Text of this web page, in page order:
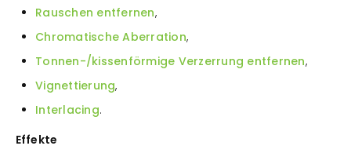
Rauschen entfernen,
Chromatische Aberration,
Tonnen-/kissenförmige Verzerrung entfernen,
Vignettierung,
Interlacing.
Effekte